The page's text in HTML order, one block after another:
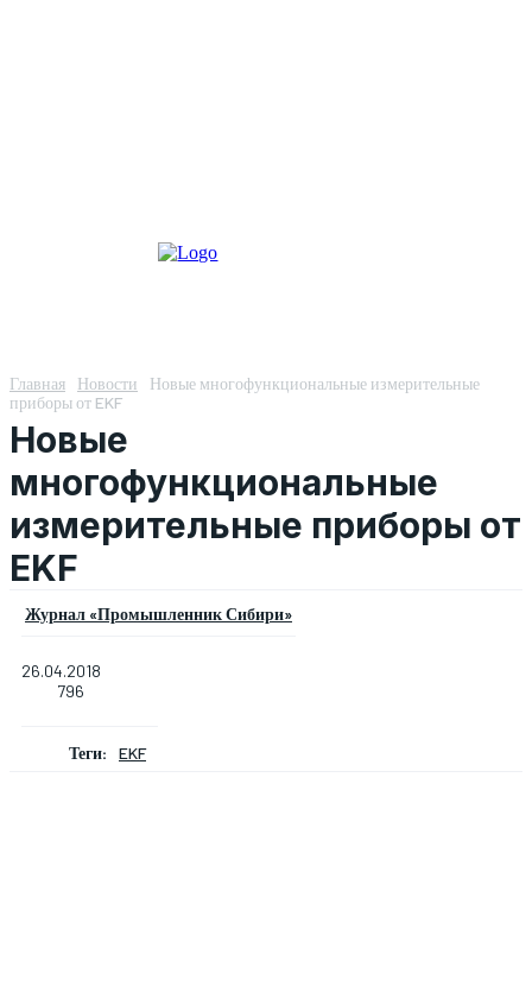
Главная Новости
Новые многофункциональные измерительные
приборы от EKF
Новые
многофункциональные
измерительные приборы от
EKF
Журнал «Промышленник Сибири»
26.04.2018
796
Теги: EKF